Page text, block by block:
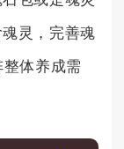
灵，完善魂
整体养成需